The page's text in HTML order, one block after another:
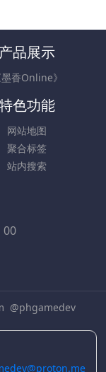
产品展示
墨香Online》
色功能
网站地图
聚合标签
站内搜索
00
@phgamedev